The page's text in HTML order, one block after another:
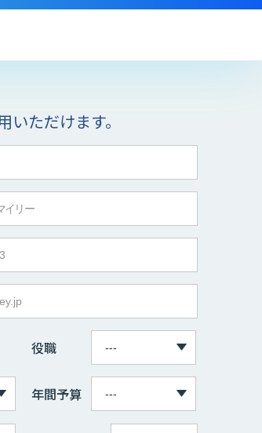
いただけます。
役職
年間予算